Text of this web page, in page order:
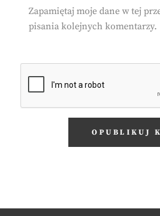
Zapamiętaj moje dane w tej
pisania kolejnych komentarzy.